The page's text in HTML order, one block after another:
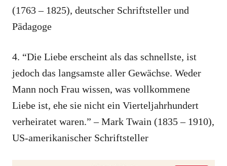
(1763 – 1825), deutscher Schriftsteller und
Pädagoge
4. “Die Liebe erscheint als das schnellste, ist
jedoch das langsamste aller Gewächse. Weder
Mann noch Frau wissen, was vollkommene
Liebe ist, ehe sie nicht ein Vierteljahrhundert
verheiratet waren.” – Mark Twain (1835 – 1910),
US-amerikanischer Schriftsteller